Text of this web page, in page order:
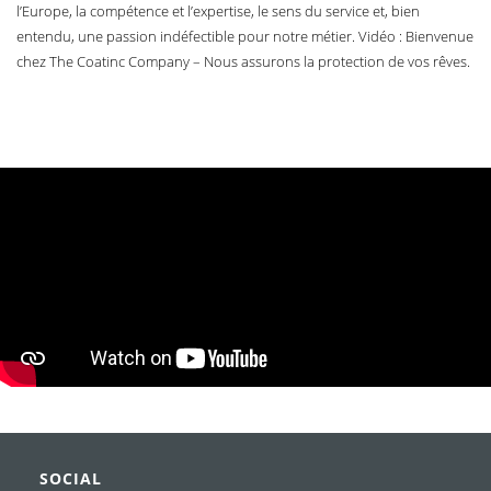
l’Europe, la compétence et l’expertise, le sens du service et, bien
entendu, une passion indéfectible pour notre métier. Vidéo : Bienvenue
chez The Coatinc Company – Nous assurons la protection de vos rêves.
SOCIAL